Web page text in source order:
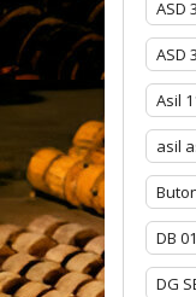
ASD
ASD
Asil
asil
DB
DG